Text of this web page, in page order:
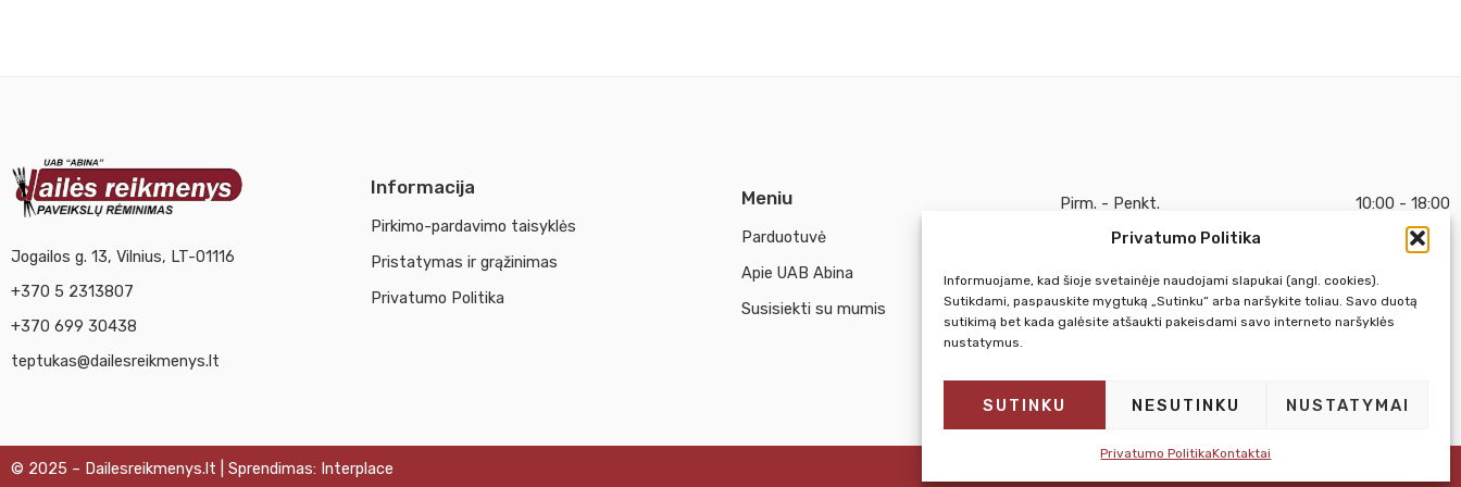
Privatumo Politika
Informuojame, kad šioje svetainėje naudojami slapukai (angl. cookies).
Sutikdami, paspauskite mygtuką „Sutinku“ arba naršykite toliau. Savo duotą
sutikimą bet kada galėsite atšaukti pakeisdami savo interneto naršyklės
nustatymus.
SUTINKU NESUTINKU NUSTATYMAI
Privatumo PolitikaKontaktai
Jogailos g. 13, Vilnius, LT-01116
+370 5 2313807
+370 699 30438
teptukas@dailesreikmenys.lt
Informacija
Pirkimo-pardavimo taisyklės
Pristatymas ir grąžinimas
Privatumo Politika
Meniu
Parduotuvė
Apie UAB Abina
Susisiekti su mumis
Pirm. - Penkt.
10:00 - 18:00
Šeštadienį
10:00 - 14:00
Sekmadienį
NEDIRBAME
© 2025 – Dailesreikmenys.lt | Sprendimas: Interplace